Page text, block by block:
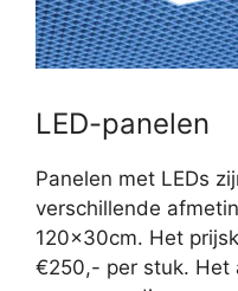
LED-panelen
Panelen met LEDs
verschillende
120x30cm. Het
€250,- per stuk. Het